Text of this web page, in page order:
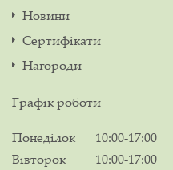
Новини
Сертифікати
Нагороди
Графік роботи
Понеділок
10:00-17:00
Вівторок
10:00-17:00